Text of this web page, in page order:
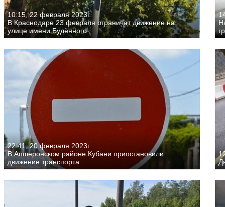
10:15, 22 февраля 2023г.
В Краснодаре 23 февраля ограничат движение на
улице имени Будённого
22:41, 20 февраля 2023г.
В Апшеронском районе Кубани приостановили
движение транспорта